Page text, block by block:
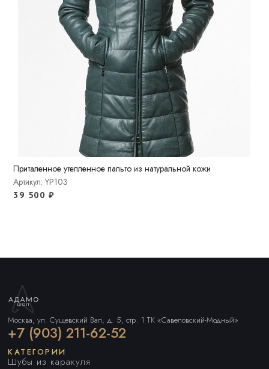
Приталенное утепленное пальто из натуральной кожи
Артикул: YP103
39 500 ₽
Москва, ул. Сущевский Вал, д. 5, стр. 1 ТК «Савеловский-Модный»
+7 (903) 211-62-52
КАТЕГОРИИ
Шубы из каракуля